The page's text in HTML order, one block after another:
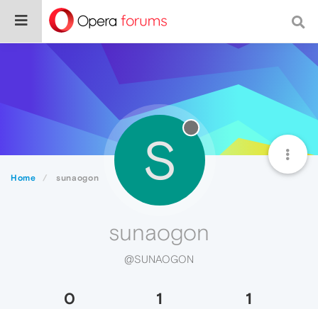
Home sunaogon S
sunaogon
@SUNAOGON
0 1 1